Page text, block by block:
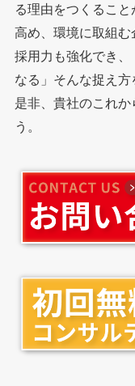
る理由をつくるこ
高め、環境に取組
採用力も強化でき
なる」そんな捉え
是非、貴社のこれ
う。